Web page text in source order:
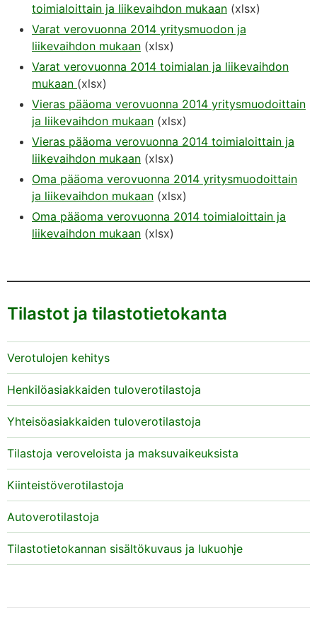
toimialoittain ja liikevaihdon mukaan (xlsx)
Varat verovuonna 2014 yritysmuodon ja
liikevaihdon mukaan (xlsx)
Varat verovuonna 2014 toimialan ja liikevaihdon
mukaan (xlsx)
Vieras pääoma verovuonna 2014 yritysmuodoittain
ja liikevaihdon mukaan (xlsx)
Vieras pääoma verovuonna 2014 toimialoittain ja
liikevaihdon mukaan (xlsx)
Oma pääoma verovuonna 2014 yritysmuodoittain
ja liikevaihdon mukaan (xlsx)
Oma pääoma verovuonna 2014 toimialoittain ja
liikevaihdon mukaan (xlsx)
Tilastot ja tilastotietokanta
Verotulojen kehitys
Henkilöasiakkaiden tuloverotilastoja
Yhteisöasiakkaiden tuloverotilastoja
Tilastoja veroveloista ja maksuvaikeuksista
Kiinteistöverotilastoja
Autoverotilastoja
Tilastotietokannan sisältökuvaus ja lukuohje